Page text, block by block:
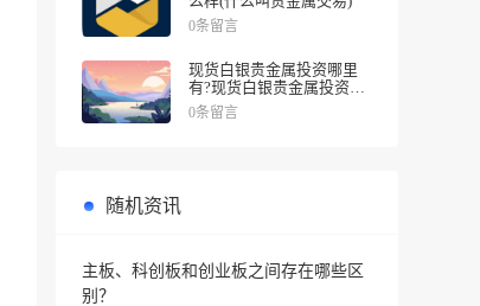
0条留言
现货白银贵金属投资哪里
有?现货白银贵金属投资被
诱导投资亏损
0条留言
随机资讯
主板、科创板和创业板之间存在哪些区
别？